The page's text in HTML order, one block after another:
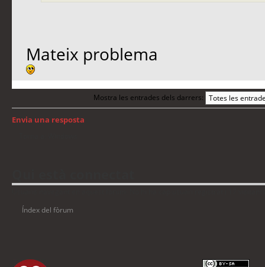
Mateix problema
Mostra les entrades dels darrers:
Envia una resposta
Índex del fòrum